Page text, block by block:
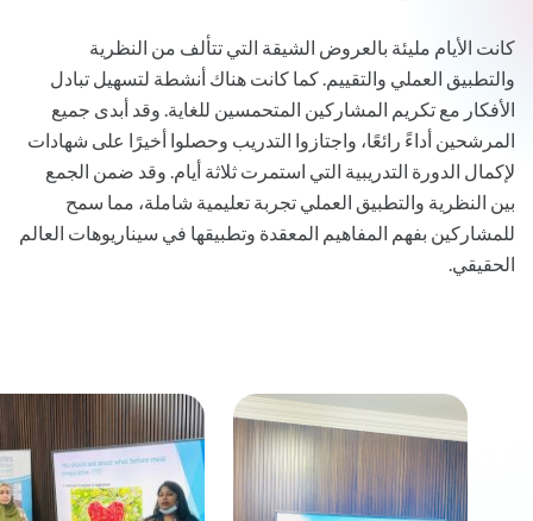
كانت الأيام مليئة بالعروض الشيقة التي تتألف من النظرية
والتطبيق العملي والتقييم. كما كانت هناك أنشطة لتسهيل تبادل
الأفكار مع تكريم المشاركين المتحمسين للغاية. وقد أبدى جميع
المرشحين أداءً رائعًا، واجتازوا التدريب وحصلوا أخيرًا على شهادات
لإكمال الدورة التدريبية التي استمرت ثلاثة أيام. وقد ضمن الجمع
بين النظرية والتطبيق العملي تجربة تعليمية شاملة، مما سمح
للمشاركين بفهم المفاهيم المعقدة وتطبيقها في سيناريوهات العالم
الحقيقي.